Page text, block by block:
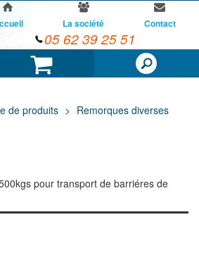
Panier
La société Contact
05 62 39 25 51
de produits
Remorques diverses
pour transport de barriéres de